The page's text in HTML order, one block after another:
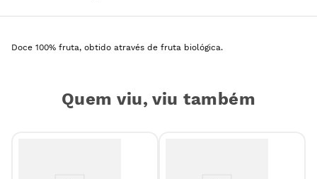
Doce 100% fruta, obtido através de fruta biológica.
Quem viu, viu também